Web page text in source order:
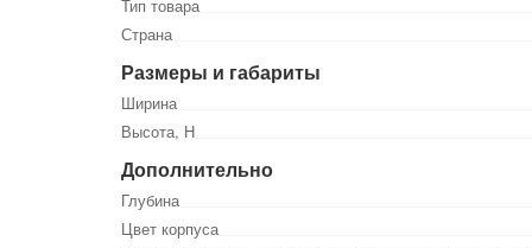
Тип товара
Страна
Размеры и габариты
Ширина
Высота, Н
Дополнительно
Глубина
Цвет корпуса